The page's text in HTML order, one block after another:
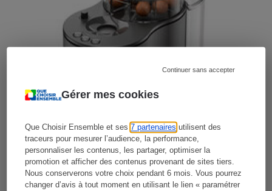
Gérer mes cookies
Que Choisir Ensemble et ses7 partenaires utilisent des
traceurs pour mesurer l’audience, la performance,
personnaliser les contenus, les partager, optimiser la
promotion et afficher des contenus provenant de sites tiers.
Nous conserverons votre choix pendant 6 mois. Vous pourrez
changer d’avis à tout moment en utilisant le lien « paramétrer
Continuer sans accepter